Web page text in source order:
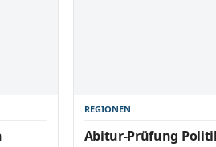
REGIONEN
Abitur-Prüfung